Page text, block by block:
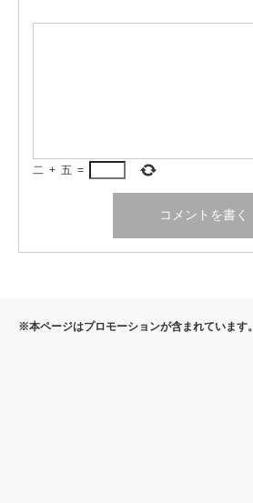
二 + 五 =
※本ページはプロモーションが含まれています。